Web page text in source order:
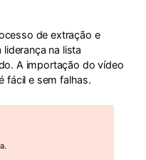
de extração e
na lista
A importação do vídeo
fácil e sem falhas.